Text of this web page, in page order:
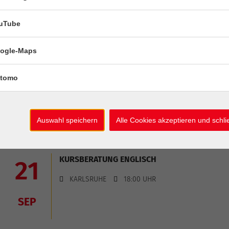
SEP
21
SEP
KARLSRUHE 17:00 UHR
21
SEP
KURSBERATUNG ENGLISCH
KARLSRUHE 18:00 UHR
Maps
Auswahl speichern Alle Cookies akzeptieren und